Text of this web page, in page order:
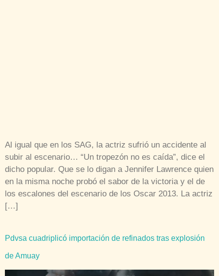
Al igual que en los SAG, la actriz sufrió un accidente al
subir al escenario… “Un tropezón no es caída”, dice el
dicho popular. Que se lo digan a Jennifer Lawrence quien
en la misma noche probó el sabor de la victoria y el de
los escalones del escenario de los Oscar 2013. La actriz
[…]
Pdvsa cuadriplicó importación de refinados tras explosión
de Amuay